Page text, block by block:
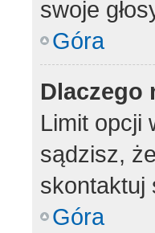
swoje
Góra
Dlaczego
Limit opcji
sądzisz,
skontaktuj
Góra